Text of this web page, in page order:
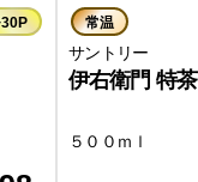
常温
サントリー
伊右衛門 特茶
５００ｍｌ